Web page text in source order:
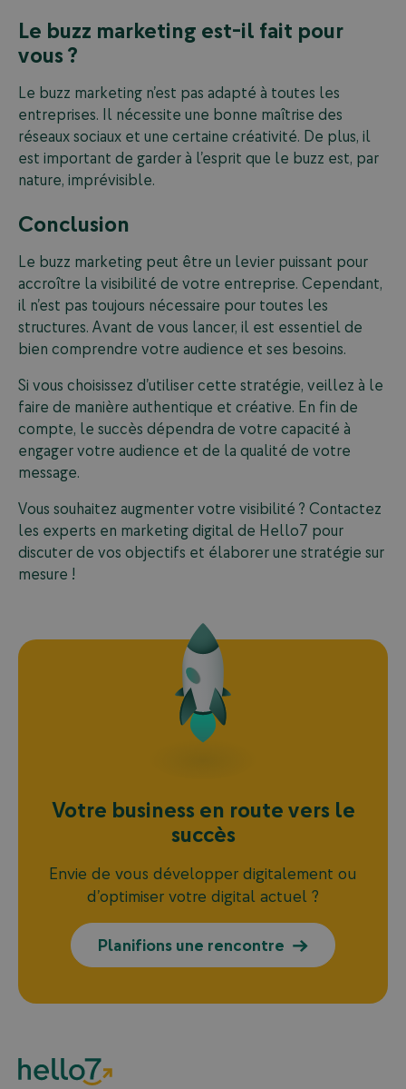
Le buzz marketing est-il fait pour
vous ?
Le buzz marketing n’est pas adapté à toutes les
entreprises. Il nécessite une bonne maîtrise des
réseaux sociaux et une certaine créativité. De plus, il
est important de garder à l’esprit que le buzz est, par
nature, imprévisible.
Conclusion
Le buzz marketing peut être un levier puissant pour
accroître la visibilité de votre entreprise. Cependant,
il n’est pas toujours nécessaire pour toutes les
structures. Avant de vous lancer, il est essentiel de
bien comprendre votre audience et ses besoins.
Si vous choisissez d’utiliser cette stratégie, veillez à le
faire de manière authentique et créative. En fin de
compte, le succès dépendra de votre capacité à
engager votre audience et de la qualité de votre
message.
Vous souhaitez augmenter votre visibilité ? Contactez
les experts en marketing digital de Hello7 pour
discuter de vos objectifs et élaborer une stratégie sur
mesure !
Votre business en route vers le
succès
Envie de vous développer digitalement ou
d’optimiser votre digital actuel ?
Planifions une rencontre